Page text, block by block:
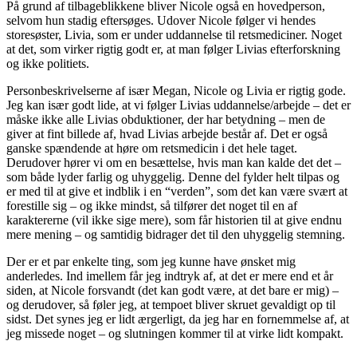
På grund af tilbageblikkene bliver Nicole også en hovedperson,
selvom hun stadig eftersøges. Udover Nicole følger vi hendes
storesøster, Livia, som er under uddannelse til retsmediciner. Noget
at det, som virker rigtig godt er, at man følger Livias efterforskning
og ikke politiets.
Personbeskrivelserne af især Megan, Nicole og Livia er rigtig gode.
Jeg kan især godt lide, at vi følger Livias uddannelse/arbejde – det er
måske ikke alle Livias obduktioner, der har betydning – men de
giver at fint billede af, hvad Livias arbejde består af. Det er også
ganske spændende at høre om retsmedicin i det hele taget.
Derudover hører vi om en besættelse, hvis man kan kalde det det –
som både lyder farlig og uhyggelig. Denne del fylder helt tilpas og
er med til at give et indblik i en “verden”, som det kan være svært at
forestille sig – og ikke mindst, så tilfører det noget til en af
karaktererne (vil ikke sige mere), som får historien til at give endnu
mere mening – og samtidig bidrager det til den uhyggelig stemning.
Der er et par enkelte ting, som jeg kunne have ønsket mig
anderledes. Ind imellem får jeg indtryk af, at det er mere end et år
siden, at Nicole forsvandt (det kan godt være, at det bare er mig) –
og derudover, så føler jeg, at tempoet bliver skruet gevaldigt op til
sidst. Det synes jeg er lidt ærgerligt, da jeg har en fornemmelse af, at
jeg missede noget – og slutningen kommer til at virke lidt kompakt.